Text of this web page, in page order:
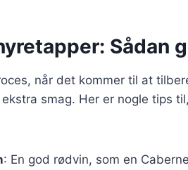
Sådan
når det kommer til at
smag. Her er nogle tips
: En god rødvin, som en